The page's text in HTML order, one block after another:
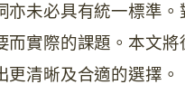
亦未必具有統一標準
而實際的課題。本文
更清晰及合適的選擇。